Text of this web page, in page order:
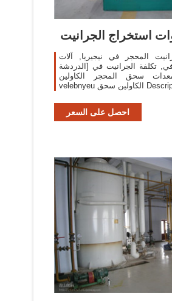
استخراج الجرانيت
المحجر في نيجيريا, آلات
تكلفة الجرانيت في [الدردشة
سحق المحجر الكاولين
velebnyeu الكاولين سحق Description تصنيع طاحونة
احصل على السعر